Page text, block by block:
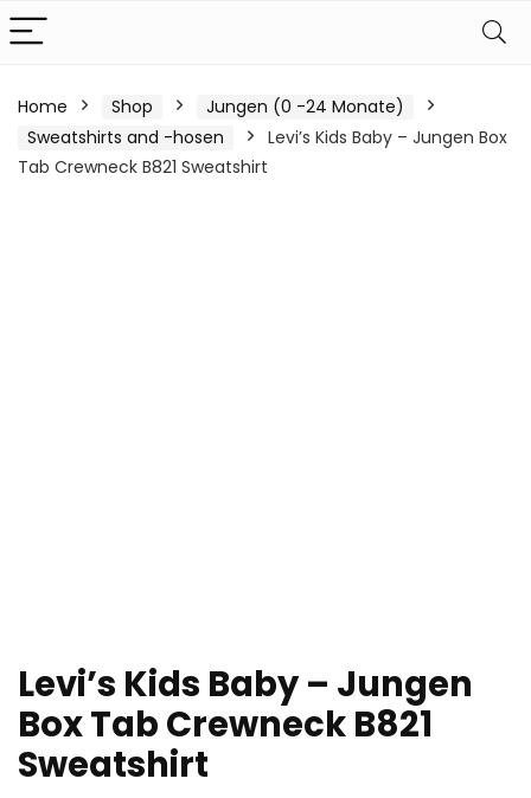
Home Shop
Jungen (0 -24 Monate)
Sweatshirts and -hosen
Levi’s Kids Baby – Jungen Box
Tab Crewneck B821 Sweatshirt
Levi’s Kids Baby – Jungen
Box Tab Crewneck B821
Sweatshirt